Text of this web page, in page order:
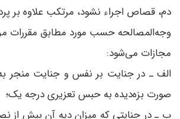
دم، قصاص اجراء نشود، مرتکب علاوه بر
وجه‌المصالحه حسب مورد مطابق مقررات
مجازات می‌شود:
الف ـ در جنایت بر نفس و جنایت منجر
صورت بزه‌دیده به حبس تعزیری درجه یک؛
ب ـ در جنایتی که میزان دیه آن بیش از